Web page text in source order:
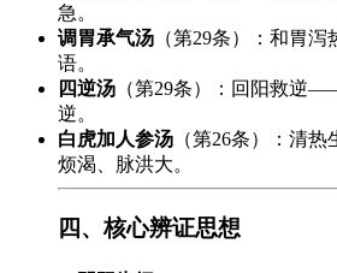
急。
调胃承气汤 （第29条）：和胃
语。
四逆汤 （第29条）：回阳救逆
逆。
白虎加人参汤 （第26条）：清
烦渴、脉洪大。
四、核心辨证思想